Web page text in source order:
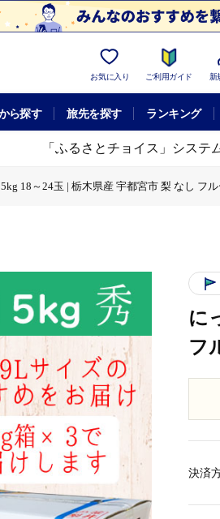
お気に入り ご利用ガイド 新
ら探す 旅先を探す ランキング
「ふるさとチョイス」システ
18～24玉 | 栃木県産 宇都宮市 梨 なし フ
に
フ
決済